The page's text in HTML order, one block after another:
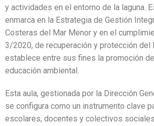
y actividades en el entorno de la laguna.
enmarca en la Estrategia de Gestión
Costeras del Mar Menor y en el
3/2020, de recuperación y protección del
establece entre sus fines la promoción
educación ambiental.
Esta aula, gestionada por la Dirección
se configura como un instrumento clave
escolares, docentes y colectivos